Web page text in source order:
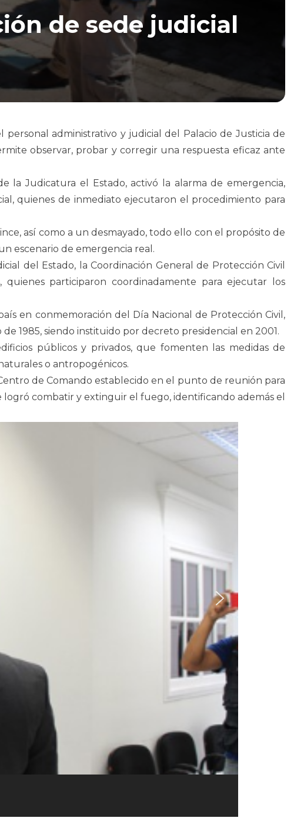
de sede judicial
administrativo y judicial del Palacio de Justicia de
observar, probar y corregir una respuesta eficaz ante
la Judicatura el Estado, activó la alarma de emergencia,
quienes de inmediato ejecutaron el procedimiento para
así como a un desmayado, todo ello con el propósito de
escenario de emergencia real.
del Estado, la Coordinación General de Protección Civil
participaron coordinadamente para ejecutar los
en conmemoración del Día Nacional de Protección Civil,
1985, siendo instituido por decreto presidencial en 2001.
públicos y privados, que fomenten las medidas de
o antropogénicos.
de Comando establecido en el punto de reunión para
combatir y extinguir el fuego, identificando además el